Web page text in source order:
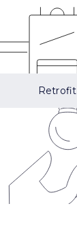
Retrofit